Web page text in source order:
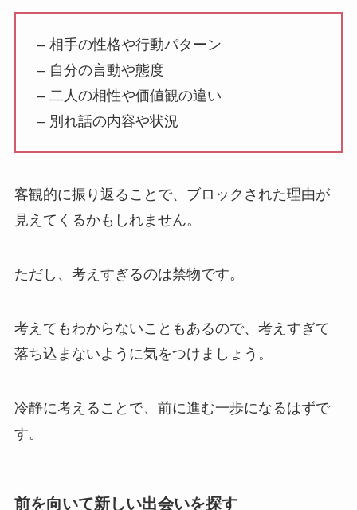
– 相手の性格や行動パターン
– 自分の言動や態度
– 二人の相性や価値観の違い
– 別れ話の内容や状況
客観的に振り返ることで、ブロックされた理由が
見えてくるかもしれません。
ただし、考えすぎるのは禁物です。
考えてもわからないこともあるので、考えすぎて
落ち込まないように気をつけましょう。
冷静に考えることで、前に進む一歩になるはずで
す。
前を向いて新しい出会いを探す